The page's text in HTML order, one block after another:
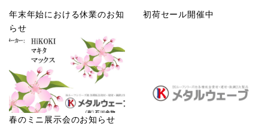
年末年始における休業のお知
らせ
初荷セール開催中
春のミニ展示会のお知らせ